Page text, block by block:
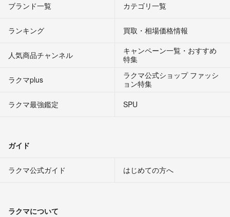
ブランド一覧 カテゴリ一覧
ランキング 買取・相場価格情報
人気商品チャンネル
キャンペーン一覧・おすすめ
特集
ラクマplus
ラクマ公式ショップ ファッシ
ョン特集
ラクマ最強鑑定
SPU
ガイド
ラクマ公式ガイド はじめての方へ
ラクマについて